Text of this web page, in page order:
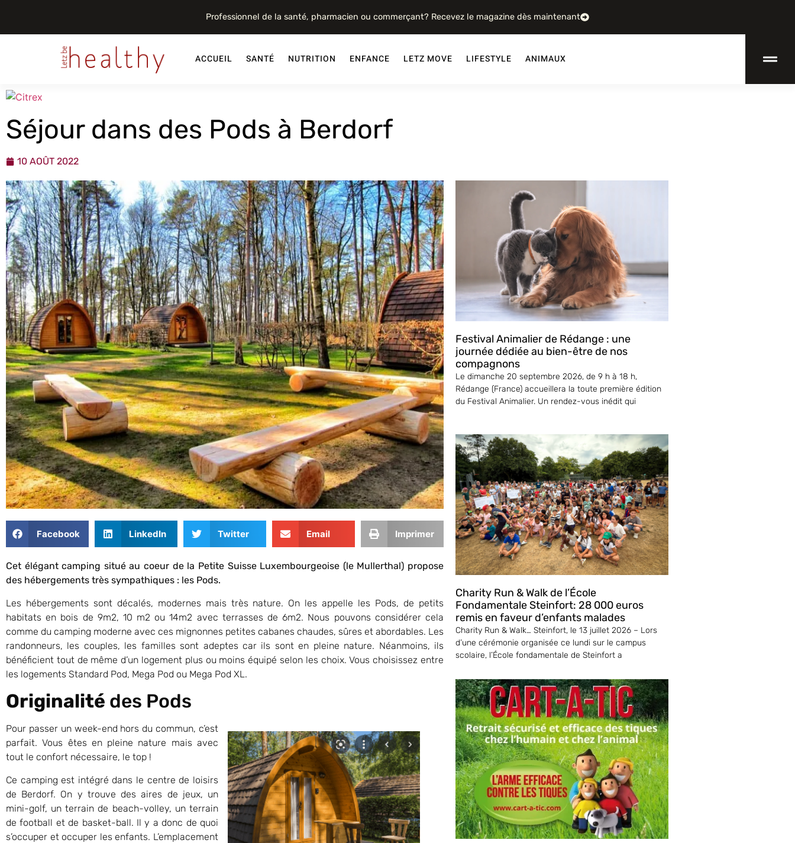
Professionnel de la santé, pharmacien ou commerçant? Recevez le magazine dès maintenant
ACCUEIL SANTÉ NUTRITION ENFANCE LETZ MOVE LIFESTYLE ANIMAUX
Séjour dans des Pods à Berdorf
10 AOÛT 2022
Facebook LinkedIn Twitter Email Imprimer
Cet élégant camping situé au coeur de la Petite Suisse Luxembourgeoise (le Mullerthal) propose
des hébergements très sympathiques : les Pods.
Les hébergements sont décalés, modernes mais très nature. On les appelle les Pods, de petits
habitats en bois de 9m2, 10 m2 ou 14m2 avec terrasses de 6m2. Nous pouvons considérer cela
comme du camping moderne avec ces mignonnes petites cabanes chaudes, sûres et abordables. Les
randonneurs, les couples, les familles sont adeptes car ils sont en pleine nature. Néanmoins, ils
bénéficient tout de même d’un logement plus ou moins équipé selon les choix. Vous choisissez entre
les logements Standard Pod, Mega Pod ou Mega Pod XL.
Originalité des Pods
Pour passer un week-end hors du commun, c’est
parfait. Vous êtes en pleine nature mais avec
tout le confort nécessaire, le top !
Ce camping est intégré dans le centre de loisirs
de Berdorf. On y trouve des aires de jeux, un
mini-golf, un terrain de beach-volley, un terrain
de football et de basket-ball. Il y a donc de quoi
s’occuper et occuper les enfants. L’emplacement
Festival Animalier de Rédange : une
journée dédiée au bien-être de nos
compagnons
Le dimanche 20 septembre 2026, de 9 h à 18 h,
Rédange (France) accueillera la toute première édition
du Festival Animalier. Un rendez-vous inédit qui
Charity Run & Walk de l’École
Fondamentale Steinfort: 28 000 euros
remis en faveur d’enfants malades
Charity Run & Walk… Steinfort, le 13 juillet 2026 – Lors
d’une cérémonie organisée ce lundi sur le campus
scolaire, l’École fondamentale de Steinfort a